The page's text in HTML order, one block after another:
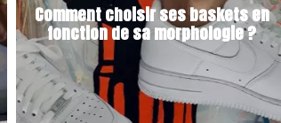
Comment choisir ses baskets en
fonction de sa morphologie ?